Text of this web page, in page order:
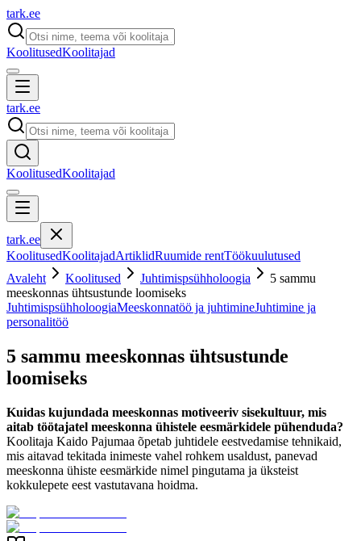
tark.ee
KoolitusedKoolitajad
tark.ee
KoolitusedKoolitajad
tark.ee
KoolitusedKoolitajadArtiklidRuumide rentTöökuulutused
Avaleht
Koolitused Juhtimispsühholoogia
5 sammu
meeskonnas ühtsustunde loomiseks
JuhtimispsühholoogiaMeeskonnatöö ja juhtimineJuhtimine ja
personalitöö
5 sammu meeskonnas ühtsustunde
loomiseks
Kuidas kujundada meeskonnas motiveeriv sisekultuur, mis
aitab töötajatel meeskonna ühistele eesmärkidele pühenduda?
Koolitaja Kaido Pajumaa õpetab juhtidele eestvedamise tehnikaid,
mis aitavad tekitada inimeste vahel rohkem usaldust, panevad
meeskonna ühiste eesmärkide nimel pingutama ja üksteist
kokkulepete eest vastutavana hoidma.